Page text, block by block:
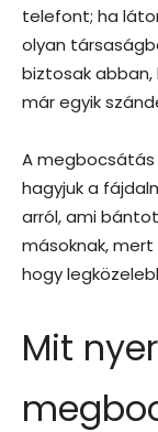
telefont; ha
olyan
biztosak
már egyik
A megbocsátás
hagyjuk a
arról, ami
másoknak,
hogy
Mit